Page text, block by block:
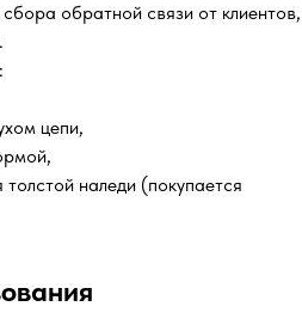
обратной связи от клиентов,
цепи,
наледи (покупается